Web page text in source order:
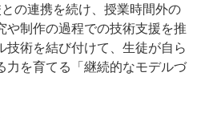
の連携を続け、授業時間外の
や制作の過程での技術支援を推
技術を結び付けて、生徒が自ら
力を育てる「継続的なモデルづ